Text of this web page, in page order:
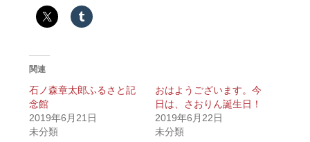
関連
石ノ森章太郎ふるさと記
念館
2019年6月21日
未分類
おはようございます。今
日は、さおりん誕生日！
2019年6月22日
未分類